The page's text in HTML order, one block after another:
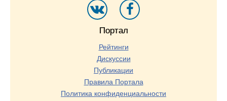
Портал
Рейтинги
Дискуссии
Публикации
Правила Портала
Политика конфиденциальности